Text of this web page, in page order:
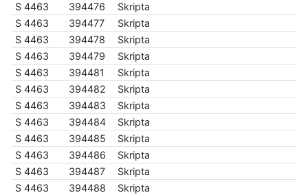
S 4463 394476
Skripta
S 4463
394477
Skripta
S 4463
394478
Skripta
S 4463
394479
Skripta
S 4463
394481
Skripta
S 4463
394482
Skripta
S 4463
394483
Skripta
S 4463
394484
Skripta
S 4463
394485
Skripta
S 4463
394486
Skripta
S 4463
394487
Skripta
S 4463
394488
Skripta